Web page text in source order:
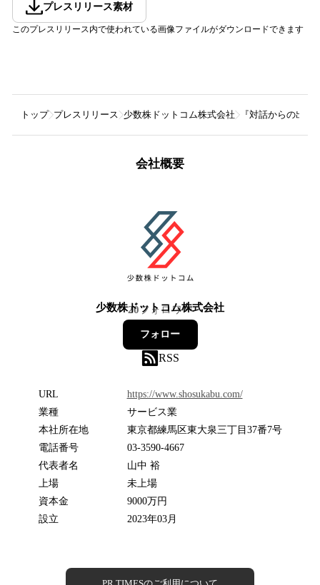
プレスリリース素材
このプレスリリース内で使われている画像ファイルがダウンロードできます
トップ プレスリリース 少数株ドットコム株式会社 『対話からの出
会社概要
少数株ドットコム株式会社
20フォロワー
フォロー
RSS
URL
https://www.shosukabu.com/
業種
サービス業
本社所在地
東京都練馬区東大泉三丁目37番7号
電話番号
03-3590-4667
代表者名
山中 裕
上場
未上場
資本金
9000万円
設立
2023年03月